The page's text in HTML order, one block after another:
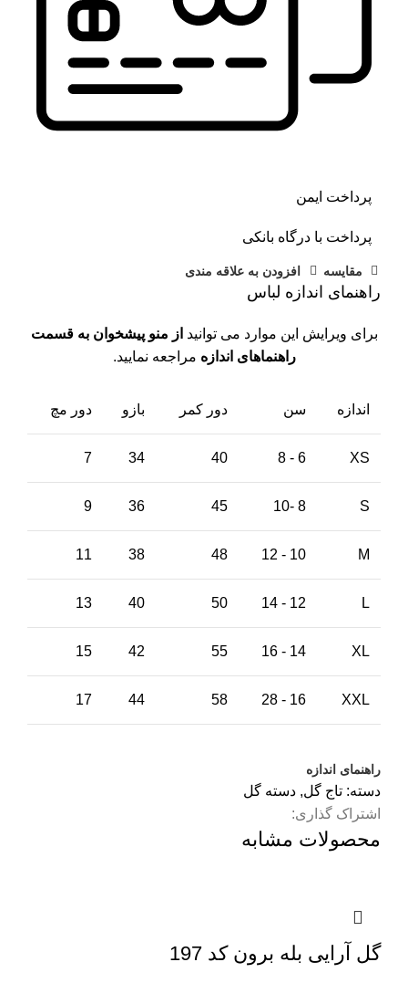
پرداخت ایمن
پرداخت با درگاه بانکی
مقايسه افزودن به علاقه مندی
راهنمای اندازه لباس
برای ویرایش این موارد می توانید از منو پیشخوان به قسمت
راهنماهای اندازه مراجعه نمایید.
اندازه سن دور کمر بازو دور مچ
XS
6 - 8
40
34
7
S
8 -10
45
36
9
M
10 - 12
48
38
11
L
12 - 14
50
40
13
XL
14 - 16
55
42
15
XXL
16 - 28
58
44
17
راهنمای اندازه
دسته: تاج گل, دسته گل
اشتراک گذاری:
محصولات مشابه
گل آرایی بله برون کد 197